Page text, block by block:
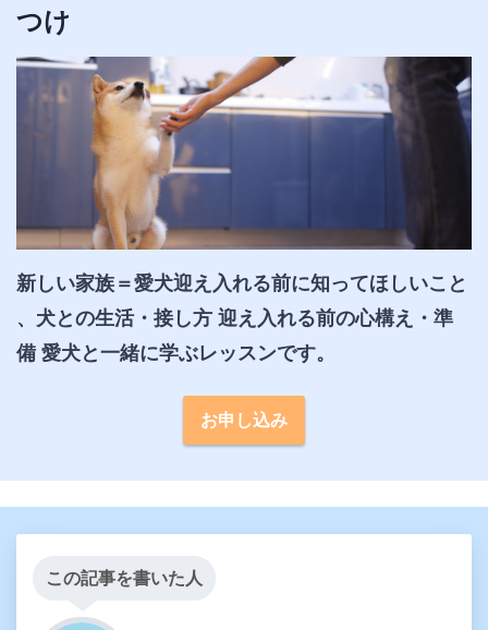
つけ
新しい家族＝愛犬迎え入れる前に知ってほしいこと
、犬との生活・接し方 迎え入れる前の心構え・準
備 愛犬と一緒に学ぶレッスンです。
お申し込み
この記事を書いた人